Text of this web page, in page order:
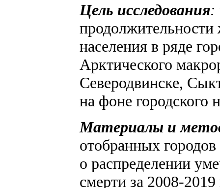
Цель исследования:
населения в ряде
Арктического
Северодвинске,
на фоне городского
Материалы и
отобранных
о распределении
смерти за 2008-